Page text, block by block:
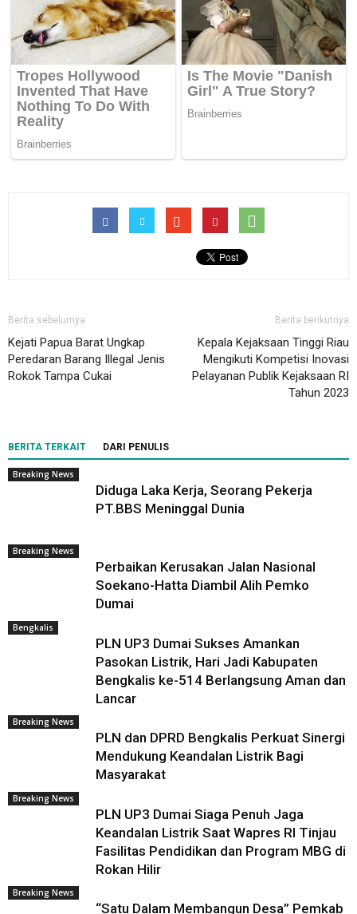
Berita sebelumya
Kejati Papua Barat Ungkap
Peredaran Barang Illegal Jenis
Rokok Tampa Cukai
Berita berikutnya
Kepala Kejaksaan Tinggi Riau
Mengikuti Kompetisi Inovasi
Pelayanan Publik Kejaksaan RI
Tahun 2023
BERITA TERKAIT DARI PENULIS
Breaking News
Diduga Laka Kerja, Seorang Pekerja
PT.BBS Meninggal Dunia
Breaking News
Perbaikan Kerusakan Jalan Nasional
Soekano-Hatta Diambil Alih Pemko
Dumai
Bengkalis
PLN UP3 Dumai Sukses Amankan
Pasokan Listrik, Hari Jadi Kabupaten
Bengkalis ke-514 Berlangsung Aman dan
Lancar
Breaking News
PLN dan DPRD Bengkalis Perkuat Sinergi
Mendukung Keandalan Listrik Bagi
Masyarakat
Breaking News
PLN UP3 Dumai Siaga Penuh Jaga
Keandalan Listrik Saat Wapres RI Tinjau
Fasilitas Pendidikan dan Program MBG di
Rokan Hilir
Breaking News
“Satu Dalam Membangun Desa” Pemkab